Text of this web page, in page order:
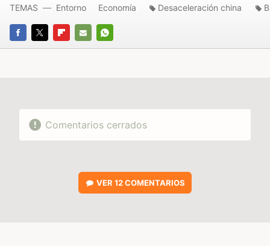
FACEBOOK
TWITTERFLIPBOARD
E-
WHATSAPP
TEMAS Entorno Economía Desaceleración china
Comentarios cerrados
VER12 COMENTARIOS